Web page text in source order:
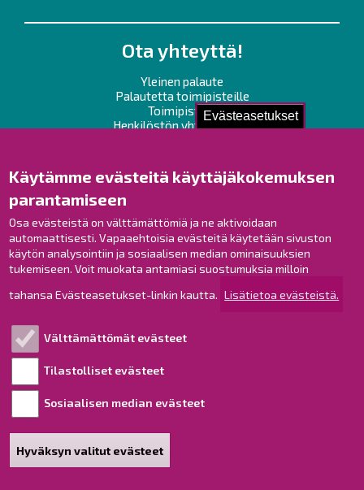
Evästeasetukset
Käytämme evästeitä käyttäjäkokemuksen
parantamiseen
Osa evästeistä on välttämättömiä ja ne aktivoidaan
automaattisesti. Vapaaehtoisia evästeitä käytetään sivuston
käytön analysointiin ja sosiaalisen median ominaisuuksien
tukemiseen. Voit muokata antamiasi suostumuksia milloin
tahansa Evästeasetukset-linkin kautta. Lisätietoa evästeistä.
Välttämättömät evästeet
Tilastolliset evästeet
Sosiaalisen median evästeet
Hyväksyn valitut evästeet
Ota yhteyttä!
Yleinen palaute
Palautetta toimipisteille
Toimipisteet
Henkilöstön yhteystiedot
Raahe Facebookissa
Raahe Instagramissa
Raahe LinkedInissä
Raahe YouTubessa
Esityslistat ja pöytäkirjat
Viranhaltijapäätökset
Saavutettavuusseloste